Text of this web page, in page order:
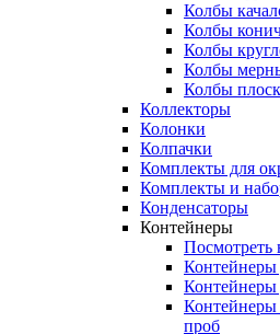
Колбы
Колбы
Колбы
Колбы
Колбы
Коллекторы
Колонки
Колпачки
Комплекты для
Комплекты и
Конденсаторы
Контейнеры
Посмотреть
Контейнеры
Контейнеры
Контейнеры
проб